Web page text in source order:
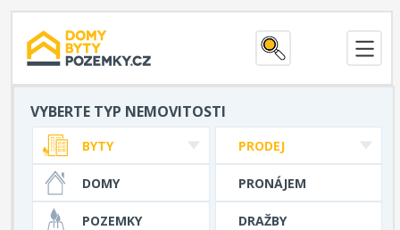
VYBERTE TYP NEMOVITOSTI
PRODEJ
PRONÁJEM
DRAŽBY
BYTY
DOMY
POZEMKY